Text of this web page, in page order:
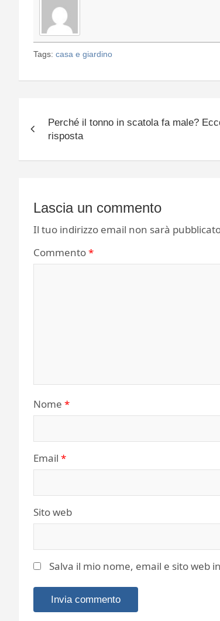
Tags: casa e giardino
articoli
Perché il tonno in scatola fa male?
risposta
Lascia un commento
Il tuo indirizzo email non sarà
Commento*
Nome *
Email *
Sito web
Salva il mio nome, email e sito web